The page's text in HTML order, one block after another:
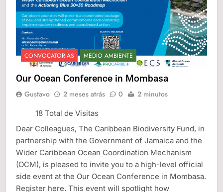
CONVOCATORIAS MEDIO AMBIENTE
Our Ocean Conference in Mombasa
Gustavo 2 meses atrás 0 2 minutos
18 Total de Visitas
Dear Colleagues, The Caribbean Biodiversity Fund, in
partnership with the Government of Jamaica and the
Wider Caribbean Ocean Coordination Mechanism
(OCM), is pleased to invite you to a high-level official
side event at the Our Ocean Conference in Mombasa.
Register here. This event will spotlight how